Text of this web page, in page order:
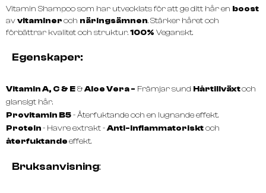
Vitamin Shampoo som har utvecklats för att ge ditt hår en boost
avvitamineroch näringsämnen. Stärker håret och
förbättrar kvalitet och struktur.100% Veganskt.
Egenskaper:
Vitamin A, C & E&Aloe Vera - Främjar sund Hårtillväxtoch
glansigt hår.
Provitamin B5- Återfuktande och en lugnande effekt.
Protein- Havre extrakt -Anti-inflammatorisktoch
återfuktandeeffekt.
Bruksanvisning: